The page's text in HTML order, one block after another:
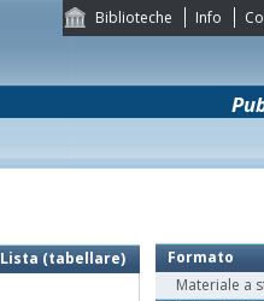
Biblioteche Info
Lista (tabellare)
Formato
Materiale a